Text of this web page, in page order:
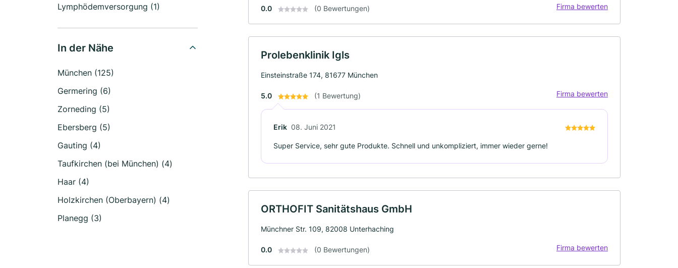
Lymphödemversorgung (1)
In der Nähe
München (125)
Germering (6)
Zorneding (5)
Ebersberg (5)
Gauting (4)
Taufkirchen (bei München) (4)
Haar (4)
Holzkirchen (Oberbayern) (4)
Planegg (3)
0.0 (0 Bewertungen) Firma bewerten
Prolebenklinik Igls
Einsteinstraße 174, 81677 München
5.0 (1 Bewertung) Firma bewerten
Erik 08. Juni 2021
Super Service, sehr gute Produkte. Schnell und unkompliziert, immer wieder gerne!
ORTHOFIT Sanitätshaus GmbH
Münchner Str. 109, 82008 Unterhaching
0.0 (0 Bewertungen) Firma bewerten